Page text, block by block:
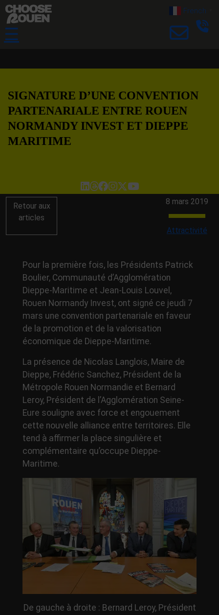
☰
French
SIGNATURE D’UNE CONVENTION
PARTENARIALE ENTRE ROUEN
NORMANDY INVEST ET DIEPPE
MARITIME
Retour aux
articles
8 mars 2019
Attractivité
Pour la première fois, les Présidents Patrick
Boulier, Communauté d’Agglomération
Dieppe-Maritime et Jean-Louis Louvel,
Rouen Normandy Invest, ont signé ce jeudi 7
mars une convention partenariale en faveur
de la promotion et de la valorisation
économique de Dieppe-Maritime.
La présence de Nicolas Langlois, Maire de
Dieppe, Frédéric Sanchez, Président de la
Métropole Rouen Normandie et Bernard
Leroy, Président de l’Agglomération Seine-
Eure souligne avec force et engouement
cette nouvelle alliance entre territoires. Elle
tend à affirmer la place singulière et
complémentaire qu’occupe Dieppe-
Maritime.
De gauche à droite : Bernard Leroy, Président